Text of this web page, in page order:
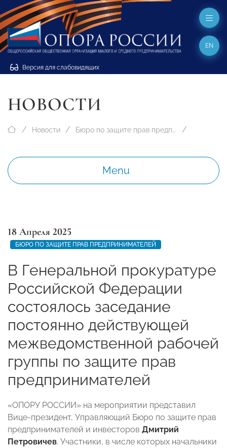
Версия для слабовидящих
EN
НОВОСТИ
Новости Бюро по защите прав предпринимателей
Menu
18 Апреля 2025
БЮРО ПО ЗАЩИТЕ ПРАВ ПРЕДПРИНИМАТЕЛЕЙ
В Генеральной прокуратуре
Российской Федерации
состоялось заседание
постоянно действующей
межведомственной рабочей
группы по защите прав
предпринимателей
«ОПОРУ РОССИИ» на мероприятии представил
Вице-президент, Управляющий Бюро по защите прав
предпринимателей и инвесторов Дмитрий
Петровичев. Участники, в числе которых начальники